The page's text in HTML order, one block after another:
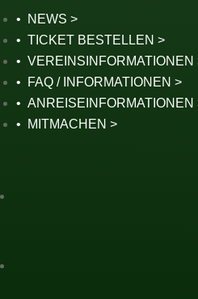
NEWS
TICKET BESTELLEN
VEREINSINFORMATIONEN
FAQ / INFORMATIONEN
ANREISEINFORMATIONEN
MITMACHEN